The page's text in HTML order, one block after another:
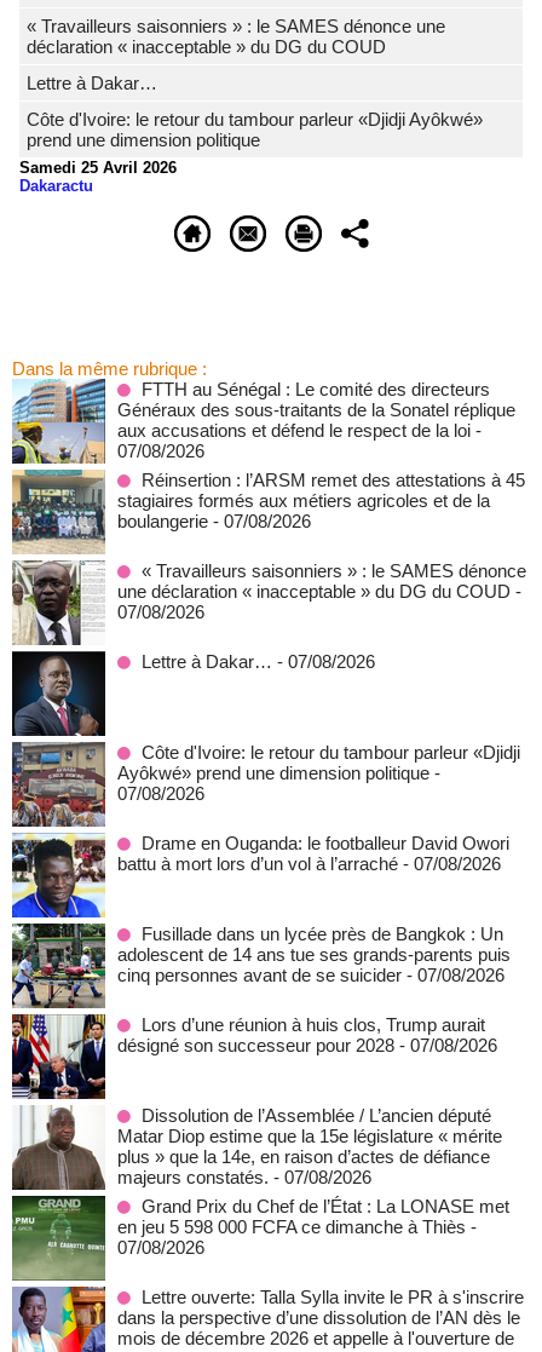
« Travailleurs saisonniers » : le SAMES dénonce une
déclaration « inacceptable » du DG du COUD
Lettre à Dakar…
Côte d'Ivoire: le retour du tambour parleur «Djidji Ayôkwé»
prend une dimension politique
Samedi 25 Avril 2026
Dakaractu
Dans la même rubrique :
FTTH au Sénégal : Le comité des directeurs
Généraux des sous-traitants de la Sonatel réplique
aux accusations et défend le respect de la loi -
07/08/2026
Réinsertion : l’ARSM remet des attestations à 45
stagiaires formés aux métiers agricoles et de la
boulangerie - 07/08/2026
« Travailleurs saisonniers » : le SAMES dénonce
une déclaration « inacceptable » du DG du COUD -
07/08/2026
Lettre à Dakar… - 07/08/2026
Côte d'Ivoire: le retour du tambour parleur «Djidji
Ayôkwé» prend une dimension politique -
07/08/2026
Drame en Ouganda: le footballeur David Owori
battu à mort lors d’un vol à l’arraché - 07/08/2026
Fusillade dans un lycée près de Bangkok : Un
adolescent de 14 ans tue ses grands-parents puis
cinq personnes avant de se suicider - 07/08/2026
Lors d’une réunion à huis clos, Trump aurait
désigné son successeur pour 2028 - 07/08/2026
Dissolution de l’Assemblée / L’ancien député
Matar Diop estime que la 15e législature « mérite
plus » que la 14e, en raison d’actes de défiance
majeurs constatés. - 07/08/2026
Grand Prix du Chef de l’État : La LONASE met
en jeu 5 598 000 FCFA ce dimanche à Thiès -
07/08/2026
Lettre ouverte: Talla Sylla invite le PR à s'inscrire
dans la perspective d’une dissolution de l’AN dès le
mois de décembre 2026 et appelle à l'ouverture de